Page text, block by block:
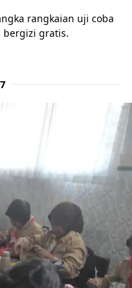
rangkaian uji coba
bergizi gratis.